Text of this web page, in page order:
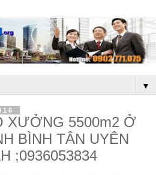
▼
XƯỞNG 5500m2 Ở
BÌNH TÂN UYÊN
;0936053834